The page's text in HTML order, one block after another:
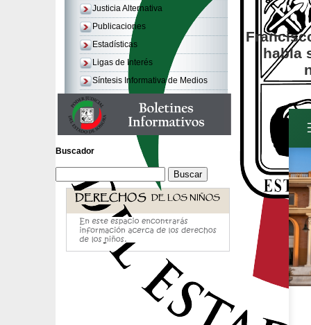
Justicia Alternativa
Publicaciones
Estadísticas
Ligas de Interés
Síntesis Informativa de Medios
Buscador
habla